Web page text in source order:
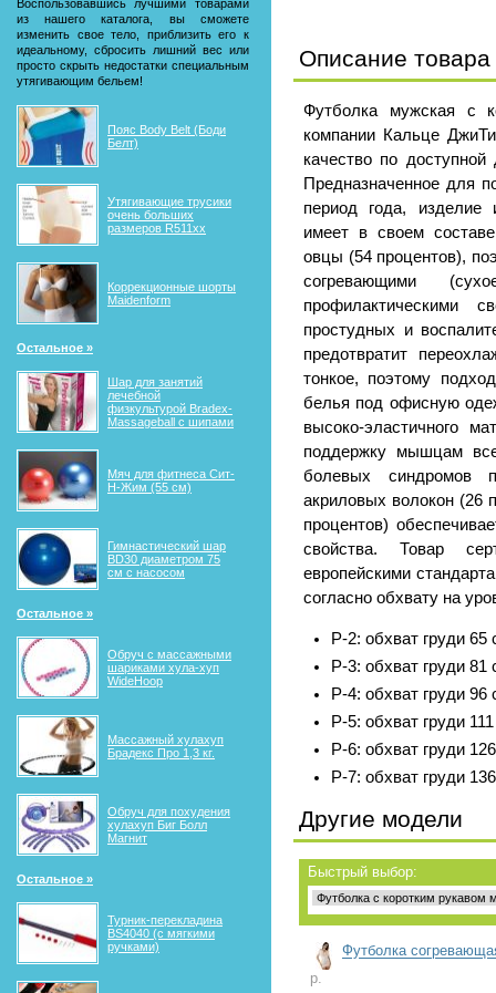
Воспользовавшись лучшими товарами
из нашего каталога, вы сможете
изменить свое тело, приблизить его к
идеальному, сбросить лишний вес или
просто скрыть недостатки специальным
утягивающим бельем!
Пояс Body Belt (Боди
Белт)
Утягивающие трусики
очень больших
размеров R511xx
Коррекционные шорты
Maidenform
Остальное »
Шар для занятий
лечебной
физкультурой Bradex-
Massageball с шипами
Мяч для фитнеса Сит-
Н-Жим (55 см)
Гимнастический шар
BD30 диаметром 75
см с насосом
Остальное »
Обруч с массажными
шариками хула-хуп
WideHoop
Массажный хулахуп
Брадекс Про 1,3 кг.
Обруч для похудения
хулахуп Биг Болл
Магнит
Остальное »
Турник-перекладина
BS4040 (с мягкими
ручками)
Описание товара
Футболка мужская с
компании Кальце
качество по
Предназначенное для
период года, изделие
имеет в своем
овцы (54 процентов),
согревающими
профилактическими
простудных и
предотвратит
тонкое, поэтому
белья под офисную
высоко-эластичного
поддержку мышцам
болевых синдромов
акриловых волокон (26
процентов)
свойства. Товар
европейскими
согласно обхвату на
Р-2: обхват груди 65
Р-3: обхват груди 81
Р-4: обхват груди 96
Р-5: обхват груди
Р-6: обхват груди
Р-7: обхват груди
Другие модели
Быстрый выбор:
Футболка
р.